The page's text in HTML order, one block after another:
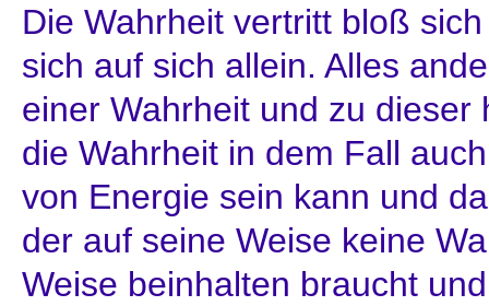
Die Wahrheit vertritt bloß
sich auf sich allein. Alles
einer Wahrheit und zu dieser
die Wahrheit in dem Fall
von Energie sein kann und
der auf seine Weise keine
Weise beinhalten braucht